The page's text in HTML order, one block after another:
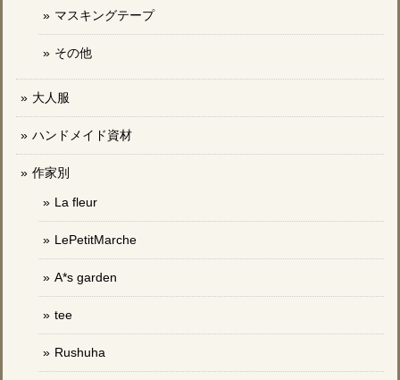
マスキングテープ
その他
大人服
ハンドメイド資材
作家別
La fleur
LePetitMarche
A*s garden
tee
Rushuha